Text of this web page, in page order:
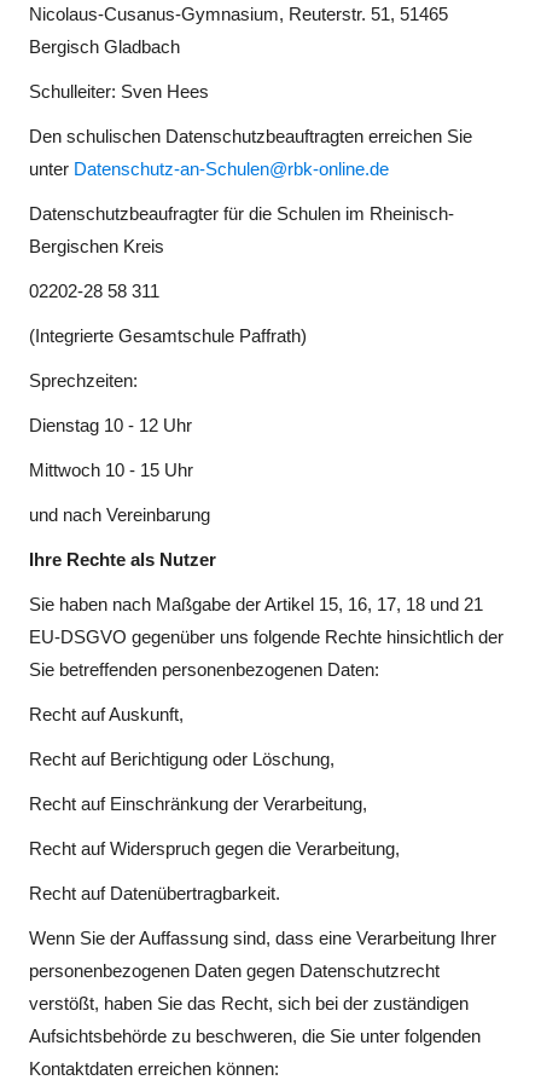
Nicolaus-Cusanus-Gymnasium, Reuterstr. 51, 51465
Bergisch Gladbach
Schulleiter: Sven Hees
Den schulischen Datenschutzbeauftragten erreichen Sie
unter Datenschutz-an-Schulen@rbk-online.de
Datenschutzbeaufragter für die Schulen im Rheinisch-
Bergischen Kreis
02202-28 58 311
(Integrierte Gesamtschule Paffrath)
Sprechzeiten:
Dienstag 10 - 12 Uhr
Mittwoch 10 - 15 Uhr
und nach Vereinbarung
Ihre Rechte als Nutzer
Sie haben nach Maßgabe der Artikel 15, 16, 17, 18 und 21
EU-DSGVO gegenüber uns folgende Rechte hinsichtlich der
Sie betreffenden personenbezogenen Daten:
Recht auf Auskunft,
Recht auf Berichtigung oder Löschung,
Recht auf Einschränkung der Verarbeitung,
Recht auf Widerspruch gegen die Verarbeitung,
Recht auf Datenübertragbarkeit.
Wenn Sie der Auffassung sind, dass eine Verarbeitung Ihrer
personenbezogenen Daten gegen Datenschutzrecht
verstößt, haben Sie das Recht, sich bei der zuständigen
Aufsichtsbehörde zu beschweren, die Sie unter folgenden
Kontaktdaten erreichen können: